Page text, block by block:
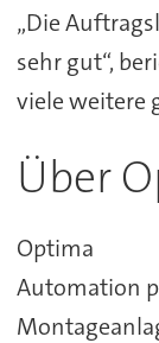
„Die
sehr gut“,
viele weitere
Über
Optima
Automation